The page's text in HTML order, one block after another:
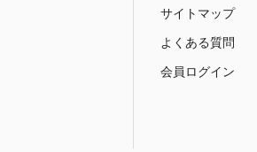
サイトマップ
よくある質問
会員ログイン